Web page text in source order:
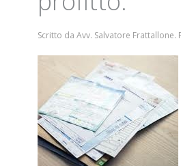
Scritto da Avv. Salvatore Frattallone.